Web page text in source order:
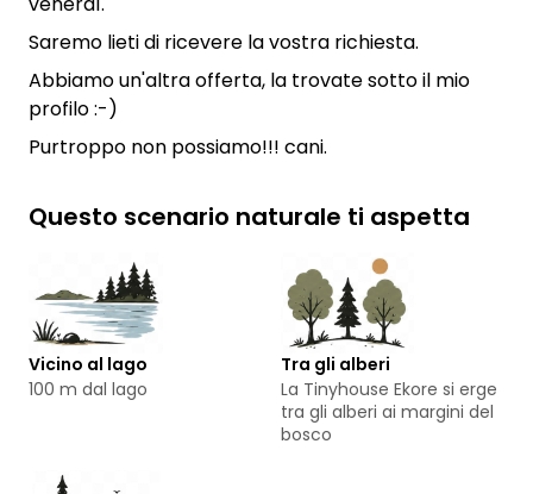
Saremo lieti di ricevere la vostra richiesta.
Abbiamo un'altra offerta, la trovate sotto il mio
profilo :-)
Purtroppo non possiamo!!! cani.
Questo scenario naturale ti aspetta
Vicino al lago
100 m dal lago
Tra gli alberi
La Tinyhouse Ekore si erge
tra gli alberi ai margini del
bosco